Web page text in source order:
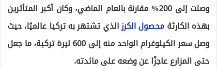
وصلت إلى 200% مقارنة بالعام الماضي، وكان أكبر المتأثرين
بهذه الكارثةمحصول الكرزالذي تشتهر به تركيا عالميًا، حيث
وصل سعر الكيلوغرام الواحد منه إلى 600 ليرة تركية، ما جعل
حتى المزارع عاجزًا عن وضعه على مائدته.